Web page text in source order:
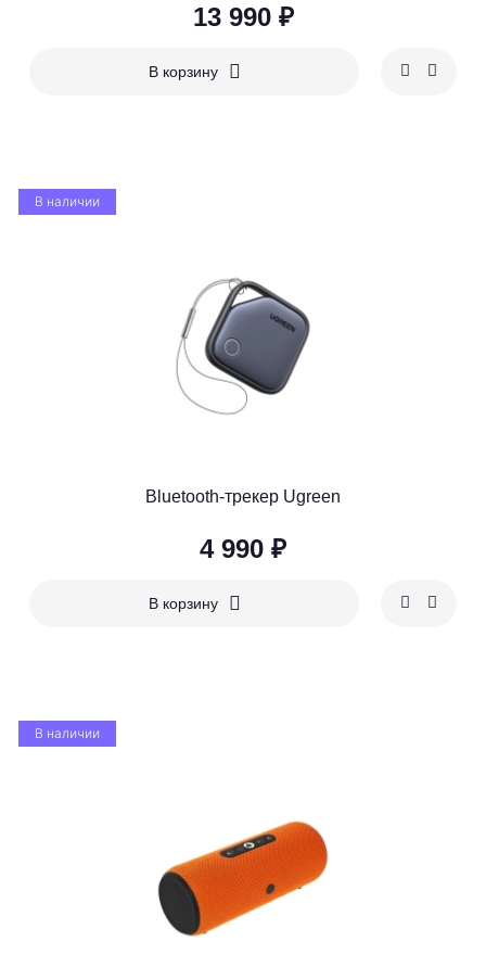
13 990 ₽
В корзину
В наличии
Bluetooth-трекер Ugreen
4 990 ₽
В корзину
В наличии